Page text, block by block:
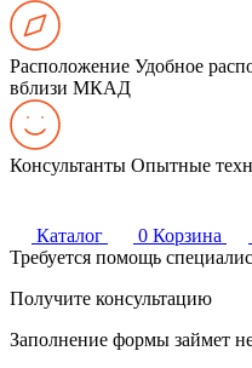
Расположение Удобное
вблизи МКАД
Консультанты Опытные
Каталог 0 Корзина
Требуется помощь
Получите консультацию
Заполнение формы займет